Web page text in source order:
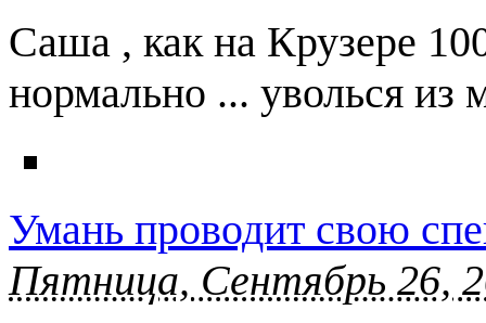
Саша , как на Крузере
нормально ... уволься из
Умань проводит свою
Пятница, Сентябрь 26,